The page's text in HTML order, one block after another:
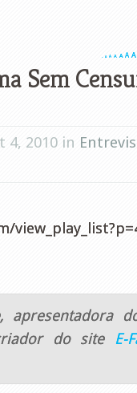
A A A A A A A
Sem
4, 2010 in
apresentadora
do site E-